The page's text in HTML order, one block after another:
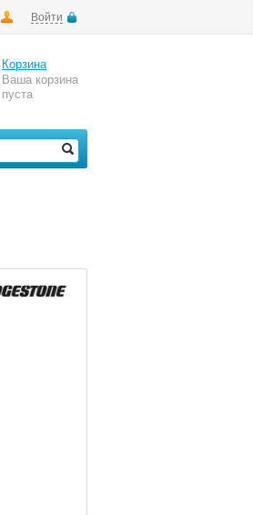
Войти
Корзина
Ваша корзина
пуста